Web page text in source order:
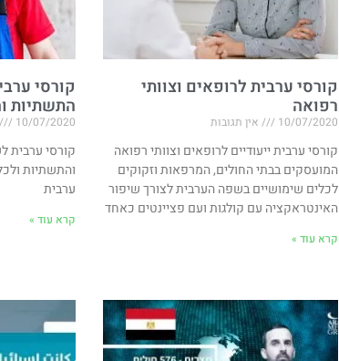
קורסי ערבית לרופאים וצוותי
רפואה
10/07/2020 אין תגובות
קורסי ערבית ייעודיים לרופאים וצוותי רפואה
המועסקים בבתי החולים, המרפאות וזקוקים
לכלים שימושיים בשפה הערבית לצורך שיפור
האינטראקציה עם קולגות ועם פציינטים כאחד
קרא עוד »
קורסי
התשתיות
10/07/2020
קורסי ערבית
והתשתיות
ערבית
קרא עוד »